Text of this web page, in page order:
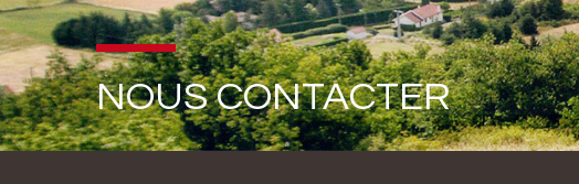
NOUS CONTACTER